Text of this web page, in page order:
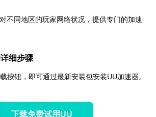
对不同地区的玩家网络状况，提供专门的加速
细步骤
按钮，即可通过最新安装包安装UU加速器。
下载免费试用UU